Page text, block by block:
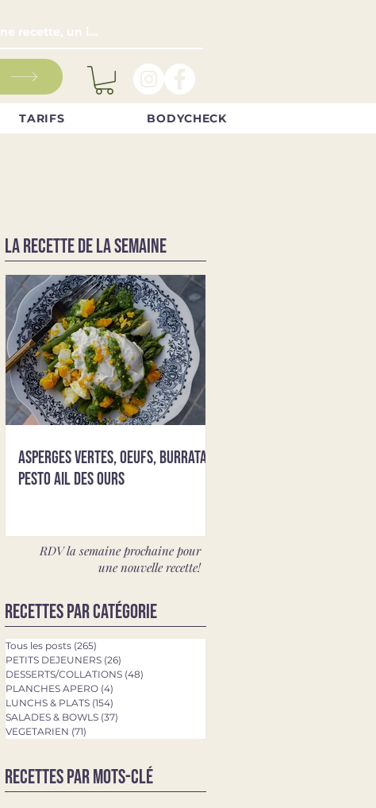
TARIFS BODYCHECK
LA RECETTE DE LA SEMAINE
Asperges vertes, oeufs, burrata &
pesto ail des ours
RDV la semaine prochaine pour
une nouvelle recette!
Recettes par catégorie
Tous les posts (265)
PETITS DEJEUNERS (26)
DESSERTS/COLLATIONS (48)
PLANCHES APERO (4)
LUNCHS & PLATS (154)
SALADES & BOWLS (37)
VEGETARIEN (71)
Recettes par mots-clé